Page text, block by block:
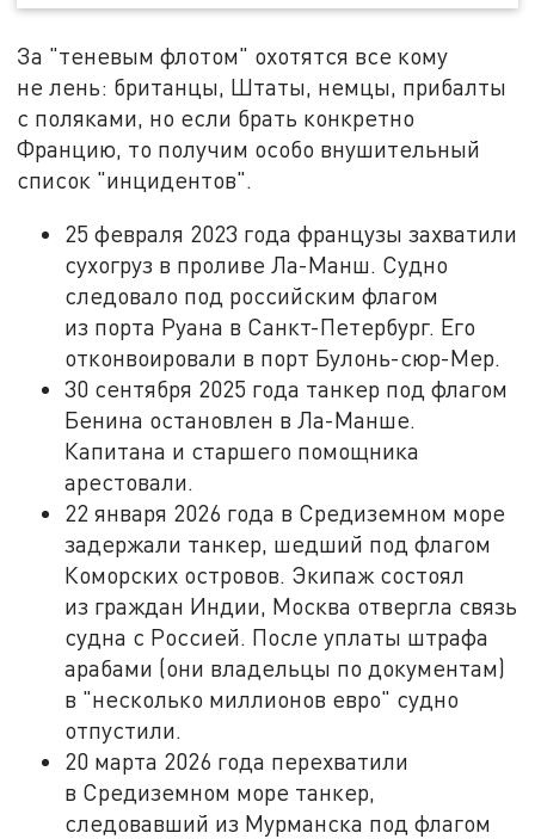
За "теневым флотом" охотятся все кому
не лень: британцы, Штаты, немцы, прибалты
с поляками, но если брать конкретно
Францию, то получим особо внушительный
список "инцидентов".
25 февраля 2023 года французы захватили
сухогруз в проливе Ла-Манш. Судно
следовало под российским флагом
из порта Руана в Санкт-Петербург. Его
отконвоировали в порт Булонь-сюр-Мер.
30 сентября 2025 года танкер под флагом
Бенина остановлен в Ла-Манше.
Капитана и старшего помощника
арестовали.
22 января 2026 года в Средиземном море
задержали танкер, шедший под флагом
Коморских островов. Экипаж состоял
из граждан Индии, Москва отвергла связь
судна с Россией. После уплаты штрафа
арабами (они владельцы по документам)
в "несколько миллионов евро" судно
отпустили.
20 марта 2026 года перехватили
в Средиземном море танкер,
следовавший из Мурманска под флагом